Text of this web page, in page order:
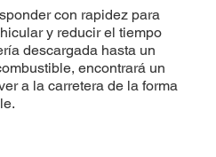
con rapidez para
y reducir el tiempo
descargada hasta un
encontrará un
a la carretera de la forma